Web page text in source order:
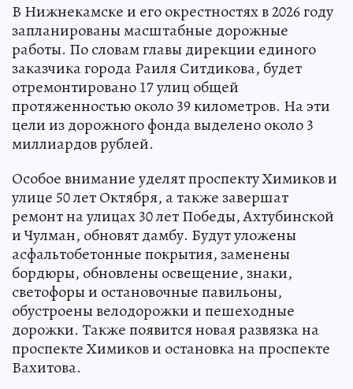
В Нижнекамске и его окрестностях в 2026 году
запланированы масштабные дорожные
работы. По словам главы дирекции единого
заказчика города Раиля Ситдикова, будет
отремонтировано 17 улиц общей
протяженностью около 39 километров. На эти
цели из дорожного фонда выделено около 3
миллиардов рублей.
Особое внимание уделят проспекту Химиков и
улице 50 лет Октября, а также завершат
ремонт на улицах 30 лет Победы, Ахтубинской
и Чулман, обновят дамбу. Будут уложены
асфальтобетонные покрытия, заменены
бордюры, обновлены освещение, знаки,
светофоры и остановочные павильоны,
обустроены велодорожки и пешеходные
дорожки. Также появится новая развязка на
проспекте Химиков и остановка на проспекте
Вахитова.